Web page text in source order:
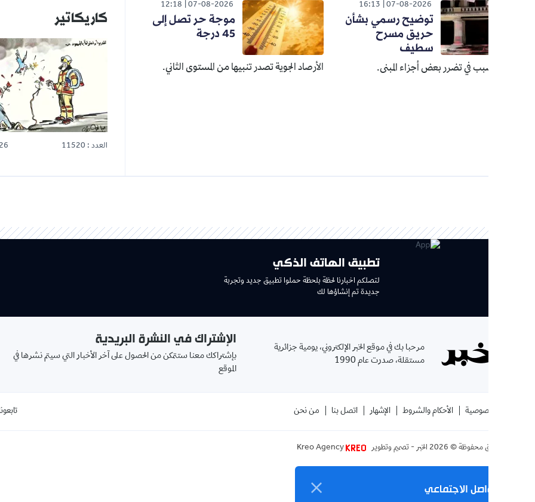
07-08-2026
16:13
توضيح رسمي بشأن
حريق مسرح
سطيف
في تضرر بعض أجزاء المبنى.
07-08-2026
12:18
موجة حر تصل إلى
45 درجة
الأرصاد الجوية تصدر تنبيها من المستوى الثاني.
كاريكاتير
تطبيق الهاتف الذكي
لتصلكم اخبارنا لحظة بلحظة حملوا تطبيق جديد وتجربة
جديدة تم إنشاؤها لك
مرحبا بك في موقع الخبر الإلكتروني، يومية جزائرية
مستقلة، صدرت عام 1990
الإشتراك في النشرة البريدية
بإشتراكك معنا ستتمكن من الحصول على آخر الأخبار التي سيتم نشرها في
الالكتروني
الأحكام والشروط الإشهار اتصل بنا من نحن
2026الخبر - تصميم وتطوير Kreo Agency
الاجتماعي